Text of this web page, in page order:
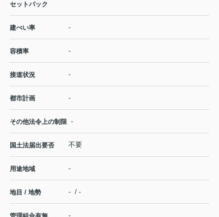
セットバック
建ぺい率 -
容積率 -
接道状況 -
都市計画 -
その他法令上の制限 -
国土法届出要否 不要
用途地域 -
地目 / 地勢 - / -
-